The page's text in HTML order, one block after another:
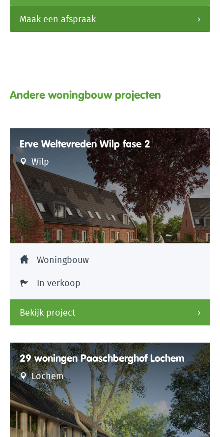
Maak een afspraak
Andere woningbouw projecten
Erve Weltevreden Wilp fase 2
Wilp
Woningbouw
In verkoop
Bekijk project
29 woningen Paaschberghof Lochem
Lochem